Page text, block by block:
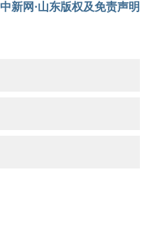
中新网·山东版权及免责声明